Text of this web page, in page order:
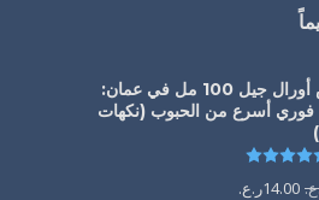
سيالس أورال جيل 100 مل في عمان:
فوري أسرع من الحبوب (نكهات
14.00ر.ع.